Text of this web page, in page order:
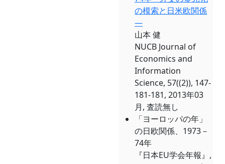
の模索と日米欧関係
―
山本 健
NUCB Journal of
Economics and
Information
Science, 57((2)), 147-
181-181, 2013年03
月, 査読無し
「ヨーロッパの年」
の日欧関係、1973－
74年
『日本EU学会年報』,